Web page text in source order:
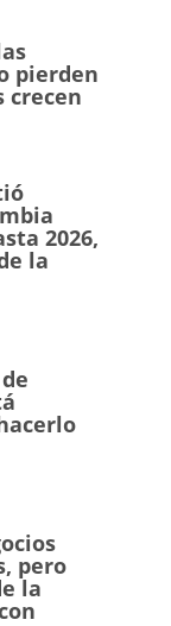
pierden
crecen
2026,
la
pero
la